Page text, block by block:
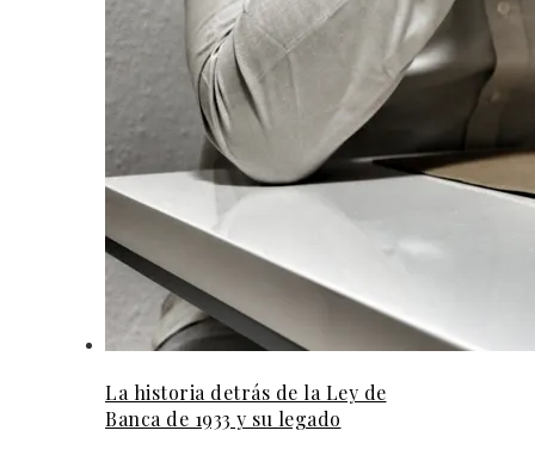
La historia detrás de la Ley de
Banca de 1933 y su legado